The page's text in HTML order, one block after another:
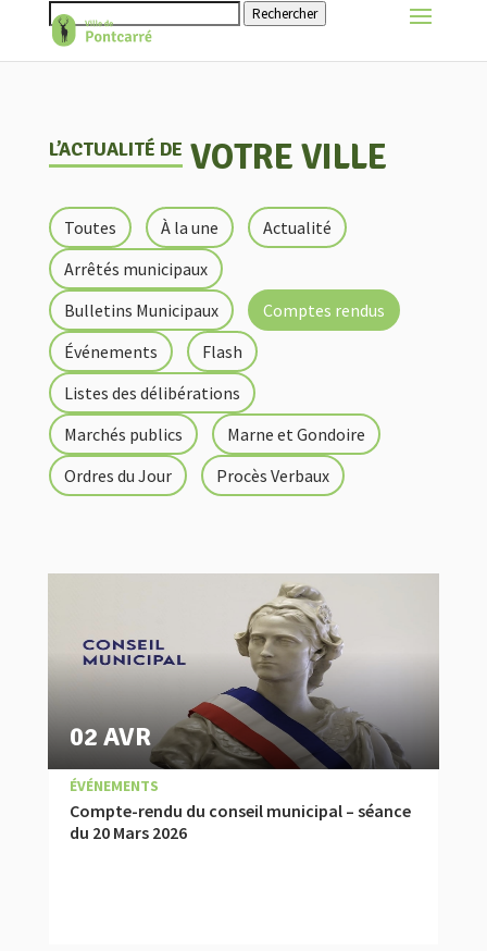
Rechercher
L’ACTUALITÉ DEVOTRE VILLE
Toutes À la une
Actualité
Arrêtés municipaux
Bulletins Municipaux
Comptes rendus
Événements
Flash
Listes des délibérations
Marchés publics
Marne et Gondoire
Ordres du Jour
Procès Verbaux
Compte-rendu du conseil municipal – séance
du 20 Mars 2026
02 AVR
|
COMPTES RENDUS
ÉVÉNEMENTS